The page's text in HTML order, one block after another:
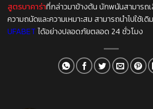
สูตรบาคาร่าที่กล่าวมาข้างต้น นักพนันสามารถเ
ความถนัดและความเหมาะสม สามารถนำไปใช้เ
UFABET ได้อย่างปลอดภัยตลอด 24 ชั่วโมง